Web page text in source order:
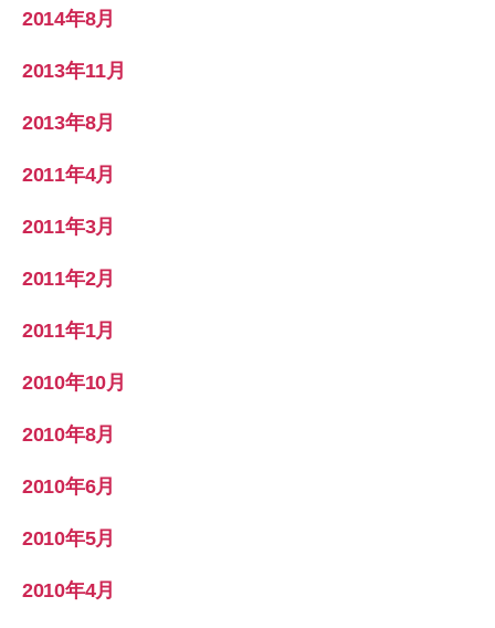
2014年8月
2013年11月
2013年8月
2011年4月
2011年3月
2011年2月
2011年1月
2010年10月
2010年8月
2010年6月
2010年5月
2010年4月